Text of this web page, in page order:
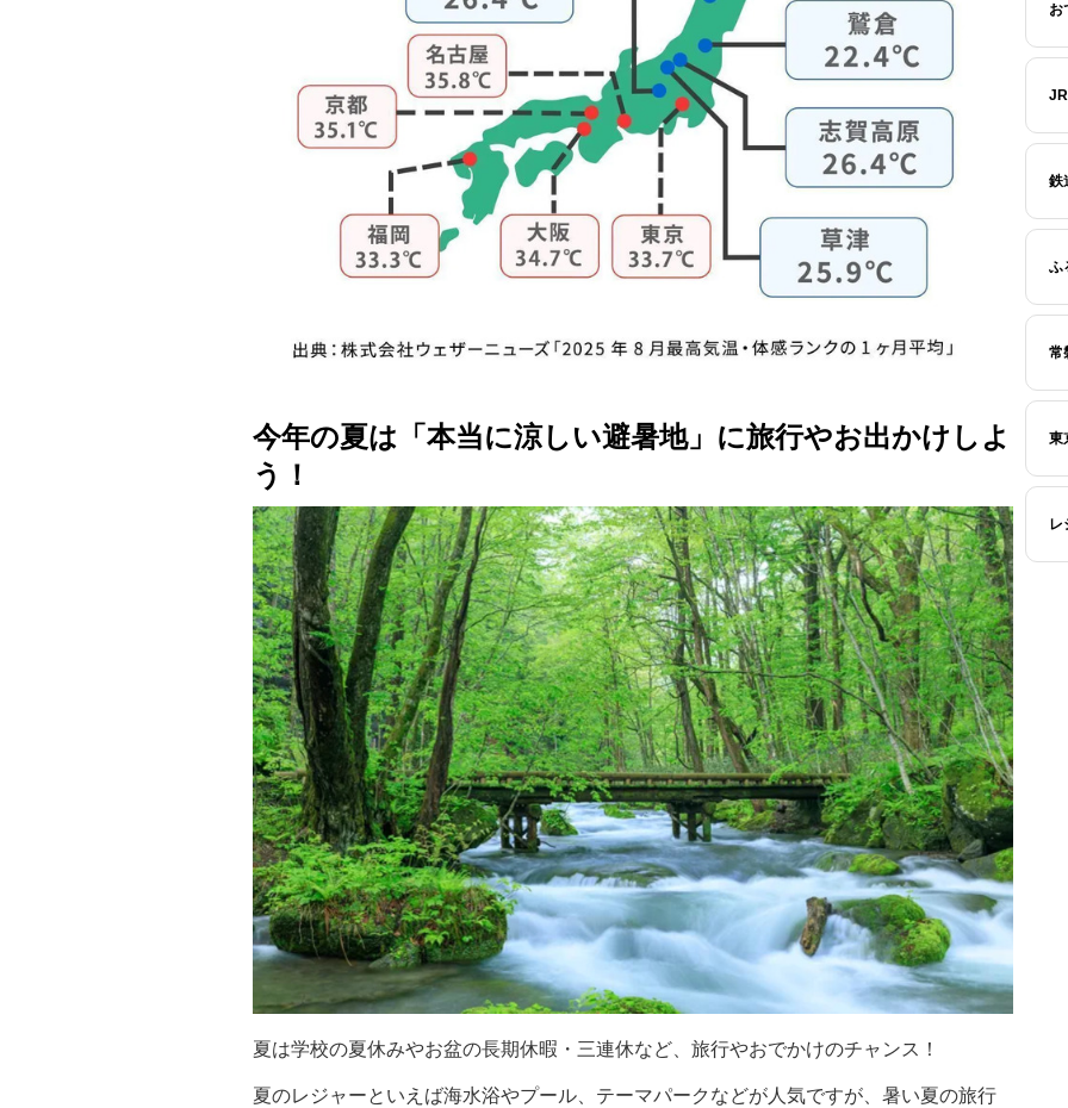
今年の夏は「本当に涼しい避暑地」に旅行やお出かけしよ
う！
夏は学校の夏休みやお盆の長期休暇・三連休など、旅行やおでかけのチャンス！
夏のレジャーといえば海水浴やプール、テーマパークなどが人気ですが、暑い夏の旅行
お
鉄
ふ
常
東
レ